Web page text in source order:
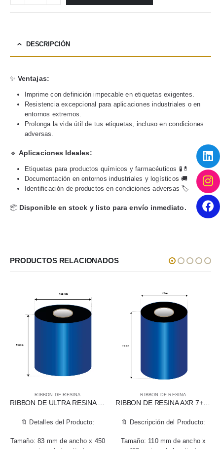
DESCRIPCIÓN
✨Ventajas:
Imprime con definición impecable en etiquetas exigentes.
Resistencia excepcional para aplicaciones industriales o en
entornos extremos.
Prolonga la vida útil de tus etiquetas, incluso en condiciones
adversas.
🔹Aplicaciones Ideales:
Etiquetas para productos químicos y farmacéuticos 🧪💊
Documentación en entornos industriales y logísticos 🚚
Identificación de productos en condiciones adversas 🏷️
📦 Disponible en stock y listo para envío inmediato.
PRODUCTOS RELACIONADOS
RIBBON DE RESINA
RIBBON DE ULTRA RESINA AXR-8 DE 83 MM X 450 MTS
🔖 Detalles del Producto:
Tamaño: 83 mm de ancho x 450
RIBBON DE RESINA
RIBBON DE RESINA AXR 7+ DE 110 MM X 450 MTS PARA IMPRESORAS ZEBRA
🔖 Descripción del Producto:
Tamaño: 110 mm de ancho x